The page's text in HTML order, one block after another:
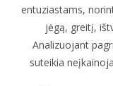
entuziastams,
jėgą, greitį,
Analizuojant
suteikia